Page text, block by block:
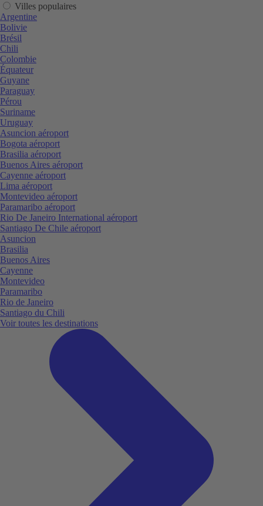
Villes populaires
Argentine
Bolivie
Brésil
Chili
Colombie
Équateur
Guyane
Paraguay
Pérou
Suriname
Uruguay
Asuncion aéroport
Bogota aéroport
Brasilia aéroport
Buenos Aires aéroport
Cayenne aéroport
Lima aéroport
Montevideo aéroport
Paramaribo aéroport
Rio De Janeiro International aéroport
Santiago De Chile aéroport
Asuncion
Brasilia
Buenos Aires
Cayenne
Montevideo
Paramaribo
Rio de Janeiro
Santiago du Chili
Voir toutes les destinations